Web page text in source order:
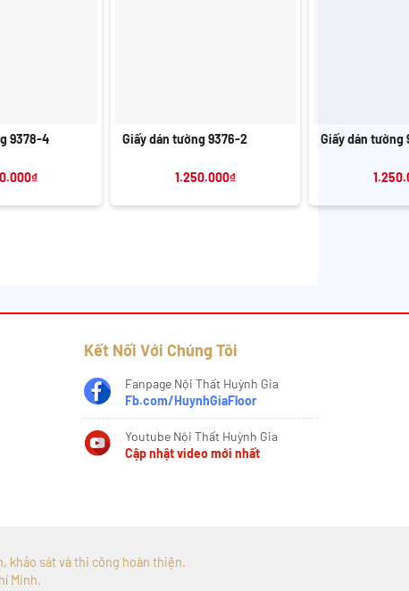
9378-4
₫
Giấy dán tường 9376-2
1.250.000₫
Giấy dán tường
Kết Nối Với Chúng Tôi
Fanpage Nội Thất Huỳnh Gia
Fb.com/HuynhGiaFloor
Youtube Nội Thất Huỳnh Gia
Cập nhật video mới nhất
khảo sát và thi công hoàn thiện.
Minh.